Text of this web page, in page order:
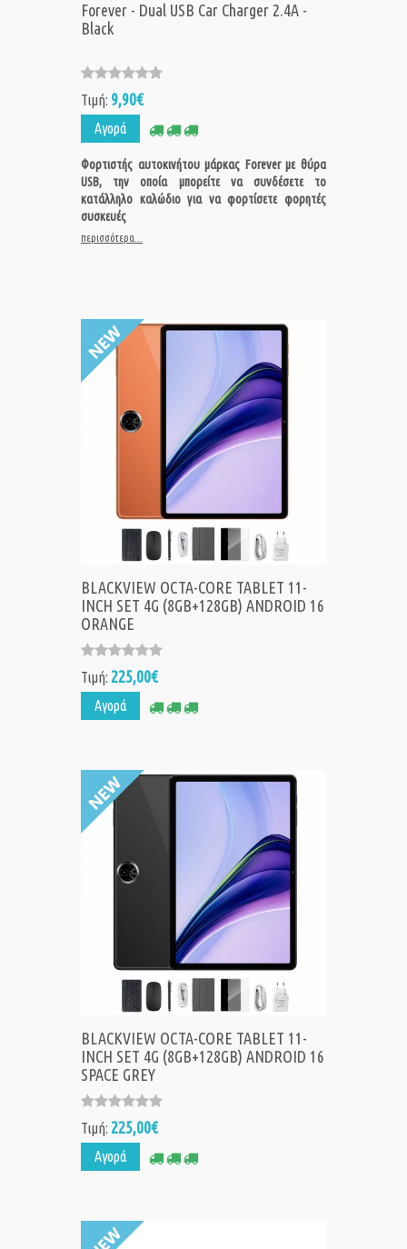
Forever - Dual USB Car Charger 2.4A -
Black
Τιμή: 9,90€
Αγορά
Φορτιστής αυτοκινήτου μάρκας Forever με θύρα
USB, την οποία μπορείτε να συνδέσετε το
κατάλληλο καλώδιο για να φορτίσετε φορητές
συσκευές
περισσότερα...
BLACKVIEW OCTA-CORE TABLET 11-
INCH SET 4G (8GB+128GB) ANDROID 16
ORANGE
Τιμή: 225,00€
Αγορά
BLACKVIEW OCTA-CORE TABLET 11-
INCH SET 4G (8GB+128GB) ANDROID 16
SPACE GREY
Τιμή: 225,00€
Αγορά